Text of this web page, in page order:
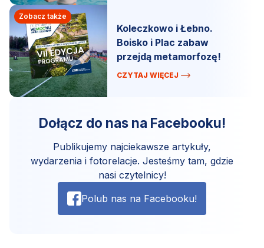
Zobacz także
Koleczkowo i Łebno.
Boisko i Plac zabaw
przejdą metamorfozę!
CZYTAJ WIĘCEJ
Dołącz do nas na Facebooku!
Publikujemy najciekawsze artykuły,
wydarzenia i fotorelacje. Jesteśmy tam, gdzie
nasi czytelnicy!
Polub nas na Facebooku!